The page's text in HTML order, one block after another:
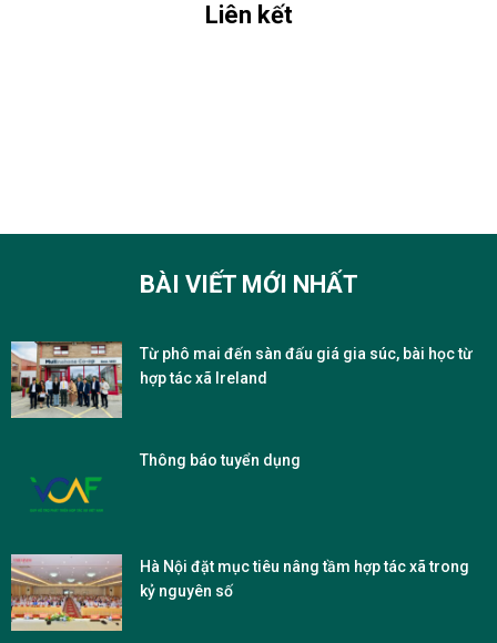
Liên kết
BÀI VIẾT MỚI NHẤT
Từ phô mai đến sàn đấu giá gia súc, bài học từ
hợp tác xã Ireland
Thông báo tuyển dụng
Hà Nội đặt mục tiêu nâng tầm hợp tác xã trong
kỷ nguyên số